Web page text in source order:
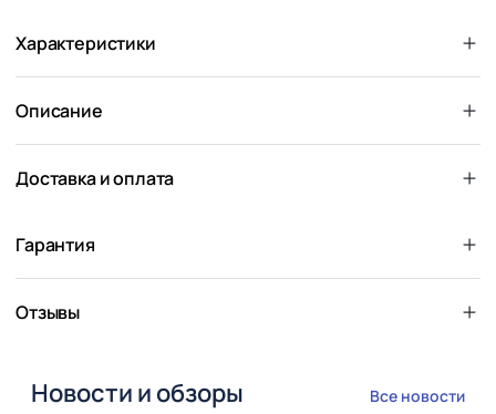
Характеристики
Описание
Доставка и оплата
Гарантия
Отзывы
Новости и обзоры Все новости